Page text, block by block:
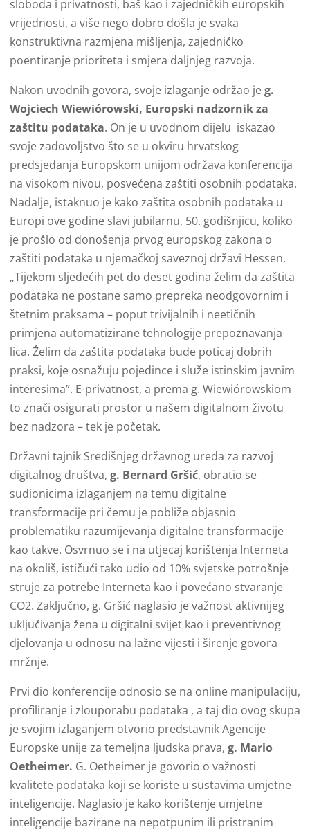
sloboda i privatnosti, baš kao i zajedničkih europskih
vrijednosti, a više nego dobro došla je svaka
konstruktivna razmjena mišljenja, zajedničko
poentiranje prioriteta i smjera daljnjeg razvoja.
Nakon uvodnih govora, svoje izlaganje održao jeg.
Wojciech Wiewiórowski, Europski nadzornik za
zaštitu podataka. On je u uvodnom dijelu iskazao
svoje zadovoljstvo što se u okviru hrvatskog
predsjedanja Europskom unijom održava konferencija
na visokom nivou, posvećena zaštiti osobnih podataka.
Nadalje, istaknuo je kako zaštita osobnih podataka u
Europi ove godine slavi jubilarnu, 50. godišnjicu, koliko
je prošlo od donošenja prvog europskog zakona o
zaštiti podataka u njemačkoj saveznoj državi Hessen.
„Tijekom sljedećih pet do deset godina želim da zaštita
podataka ne postane samo prepreka neodgovornim i
štetnim praksama – poput trivijalnih i neetičnih
primjena automatizirane tehnologije prepoznavanja
lica. Želim da zaštita podataka bude poticaj dobrih
praksi, koje osnažuju pojedince i služe istinskim javnim
interesima”. E-privatnost, a prema g. Wiewiórowskiom
to znači osigurati prostor u našem digitalnom životu
bez nadzora – tek je početak.
Državni tajnik Središnjeg državnog ureda za razvoj
digitalnog društva, g. Bernard Gršić, obratio se
sudionicima izlaganjem na temu digitalne
transformacije pri čemu je pobliže objasnio
problematiku razumijevanja digitalne transformacije
kao takve. Osvrnuo se i na utjecaj korištenja Interneta
na okoliš, ističući tako udio od 10% svjetske potrošnje
struje za potrebe Interneta kao i povećano stvaranje
CO2. Zaključno, g. Gršić naglasio je važnost aktivnijeg
uključivanja žena u digitalni svijet kao i preventivnog
djelovanja u odnosu na lažne vijesti i širenje govora
mržnje.
Prvi dio konferencije odnosio se na online manipulaciju,
profiliranje i zlouporabu podataka , a taj dio ovog skupa
je svojim izlaganjem otvorio predstavnik Agencije
Europske unije za temeljna ljudska prava, g. Mario
Oetheimer. G. Oetheimer je govorio o važnosti
kvalitete podataka koji se koriste u sustavima umjetne
inteligencije. Naglasio je kako korištenje umjetne
inteligencije bazirane na nepotpunim ili pristranim